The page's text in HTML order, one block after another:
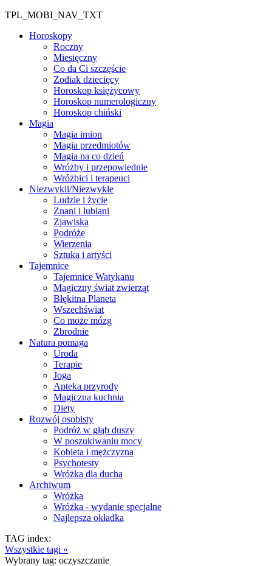
TPL_MOBI_NAV_TXT
Horoskopy
Roczny
Miesięczny
Co da Ci szczęście
Zodiak dziecięcy
Horoskop księżycowy
Horoskop numerologiczny
Horoskop chiński
Magia
Magia imion
Magia przedmiotów
Magia na co dzień
Wróżby i przepowiednie
Wróżbici i terapeuci
Niezwykli/Niezwykłe
Ludzie i życie
Znani i lubiani
Zjawiska
Podróże
Wierzenia
Sztuka i artyści
Tajemnice
Tajemnice Watykanu
Magiczny świat zwierząt
Błękitna Planeta
Wszechświat
Co może mózg
Zbrodnie
Natura pomaga
Uroda
Terapie
Joga
Apteka przyrody
Magiczna kuchnia
Diety
Rozwój osobisty
Podróż w głąb duszy
W poszukiwaniu mocy
Kobieta i mężczyzna
Psychotesty
Wróżka dla ducha
Archiwum
Wróżka
Wróżka - wydanie specjalne
Najlepsza okładka
TAG index:
Wszystkie tagi »
Wybrany tag: oczyszczanie